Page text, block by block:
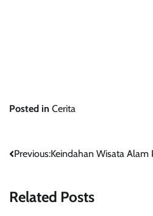
Posted in Cerita
Post
Previous:Keindahan Wisata Alam
Related Posts